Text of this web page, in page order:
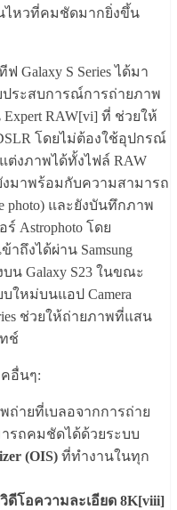
ไหวที่คมชัดมากยิ่งขึ้น
Galaxy S Series ได้มา
ระสบการณ์การถ่ายภาพ
RAW[vi] ที่ ช่วยให้
โดยไม่ต้องใช้อุปกรณ์
งภาพได้ทั้งไฟล์ RAW
งมาพร้อมกับความสามารถ
photo) และยังบันทึกภาพ
Astrophoto โดย
าถึงได้ผ่าน Samsung
น Galaxy S23 ในขณะ
ใหม่บนแอป Camera
ช่วยให้ถ่ายภาพที่แสน
ช์
อื่นๆ:
ายที่เบลอจากการถ่าย
รถคมชัดได้ด้วยระบบ
(OIS) ที่ทำงานในทุก
ดีโอความละเอียด 8K[viii]